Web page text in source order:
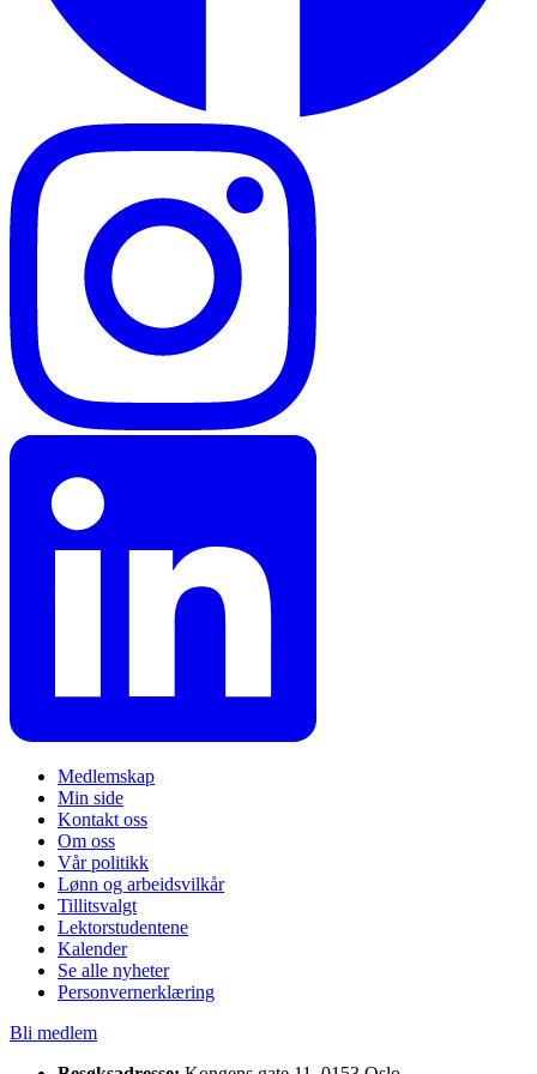
Medlemskap
Min side
Kontakt oss
Om oss
Vår politikk
Lønn og arbeidsvilkår
Tillitsvalgt
Lektorstudentene
Kalender
Se alle nyheter
Personvernerklæring
Bli medlem